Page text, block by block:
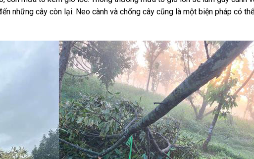
những cây còn lại. Neo cành và chống cây cũng là một biện pháp có